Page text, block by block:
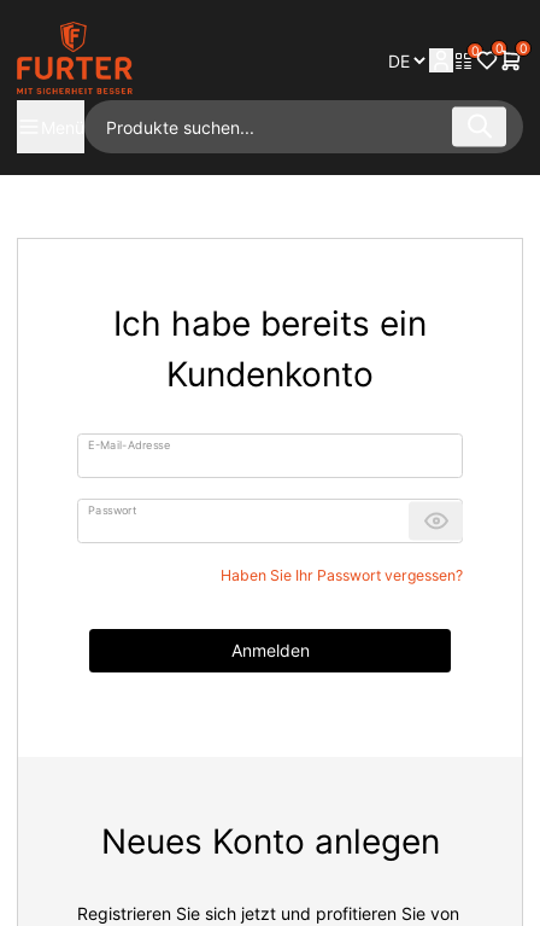
0 0 0
Ich habe bereits ein
Kundenkonto
E-Mail-Adresse
Passwort
Haben Sie Ihr Passwort vergessen?
Anmelden
Neues Konto anlegen
Registrieren Sie sich jetzt und profitieren Sie von